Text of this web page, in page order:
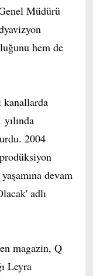
Müdürü
hem de
2004
devam
adlı
magazin, Q
Leyra